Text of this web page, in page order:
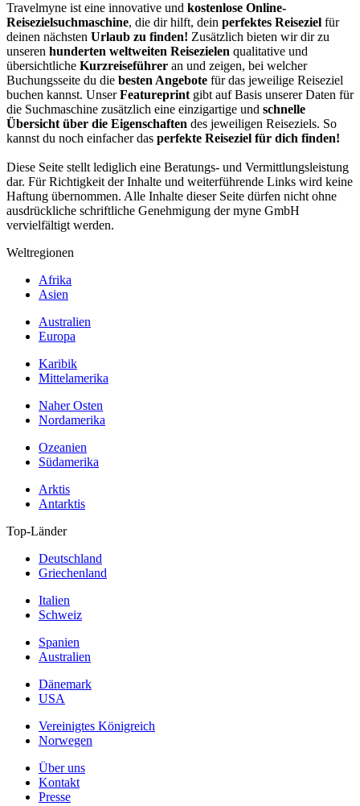
Travelmyne ist eine innovative und kostenlose Online-
Reisezielsuchmaschine, die dir hilft, dein perfektes Reiseziel für
deinen nächsten Urlaub zu finden! Zusätzlich bieten wir dir zu
unseren hunderten weltweiten Reisezielen qualitative und
übersichtliche Kurzreiseführer an und zeigen, bei welcher
Buchungsseite du die besten Angebote für das jeweilige Reiseziel
buchen kannst. UnserFeatureprint gibt auf Basis unserer Daten für
die Suchmaschine zusätzlich eine einzigartige und schnelle
Übersicht über die Eigenschaften des jeweiligen Reiseziels. So
kannst du noch einfacher das perfekte Reiseziel für dich finden!
Diese Seite stellt lediglich eine Beratungs- und Vermittlungsleistung
dar. Für Richtigkeit der Inhalte und weiterführende Links wird keine
Haftung übernommen. Alle Inhalte dieser Seite dürfen nicht ohne
ausdrückliche schriftliche Genehmigung der myne GmbH
vervielfältigt werden.
Weltregionen
Afrika
Asien
Australien
Europa
Karibik
Mittelamerika
Naher Osten
Nordamerika
Ozeanien
Südamerika
Arktis
Antarktis
Top-Länder
Deutschland
Griechenland
Italien
Schweiz
Spanien
Australien
Dänemark
USA
Vereinigtes Königreich
Norwegen
Über uns
Kontakt
Presse